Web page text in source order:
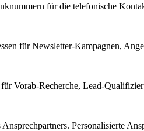
für die telefonische
für Newsletter-Kampagnen,
Vorab-Recherche, Lead-
Personalisierte